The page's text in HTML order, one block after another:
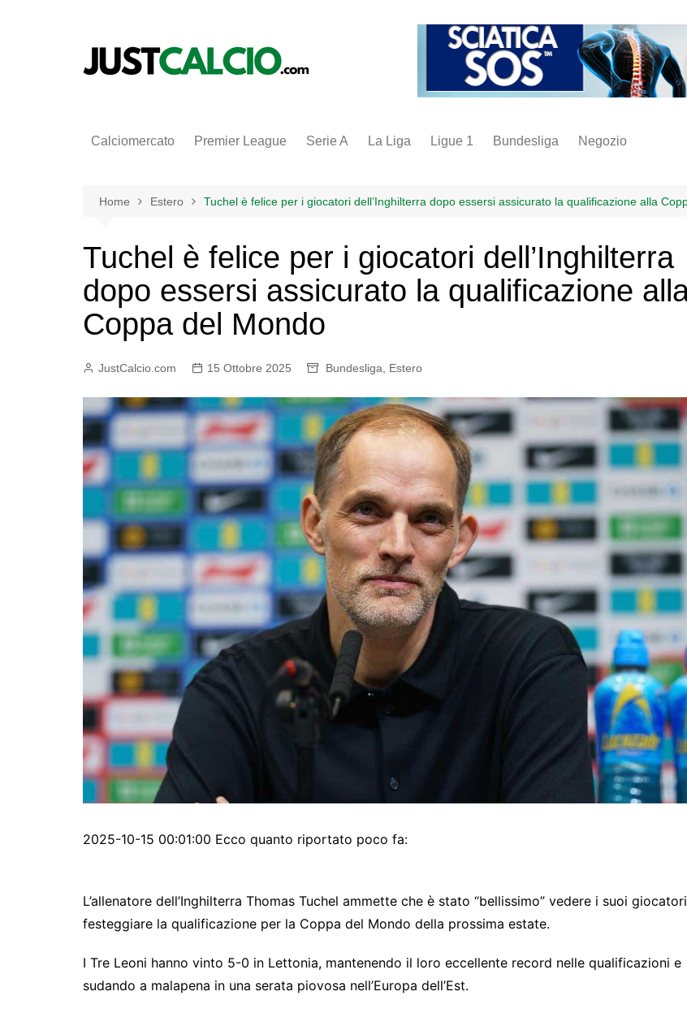
Calciomercato Premier League Serie A La Liga Ligue 1 Bundesliga Negozio
inter
napoli
vintage
Home Estero Tuchel è felice per i giocatori dell’Inghilterra dopo essersi assicurato la qualificazione alla
Tuchel è felice per i giocatori dell’Inghilterra
dopo essersi assicurato la qualificazione
Coppa del Mondo
JustCalcio.com 15 Ottobre 2025 Bundesliga Estero
2025-10-15 00:01:00 Ecco quanto riportato poco fa:
L’allenatore dell’Inghilterra Thomas Tuchel ammette che è stato “bellissimo” vedere i suoi giocatori
festeggiare la qualificazione per la Coppa del Mondo della prossima estate.
I Tre Leoni hanno vinto 5-0 in Lettonia, mantenendo il loro eccellente record nelle qualificazioni e
sudando a malapena in una serata piovosa nell’Europa dell’Est.